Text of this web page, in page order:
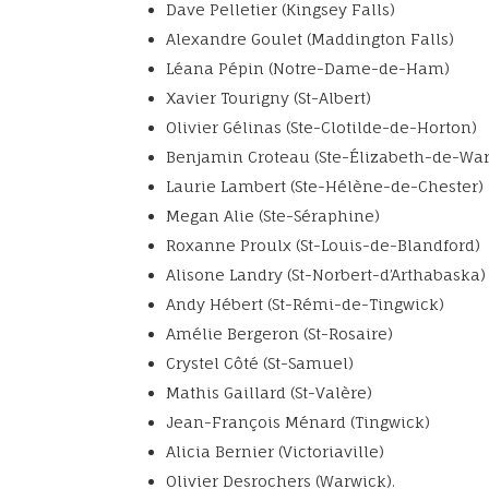
Dave Pelletier (Kingsey Falls)
Alexandre Goulet (Maddington Falls)
Léana Pépin (Notre-Dame-de-Ham)
Xavier Tourigny (St-Albert)
Olivier Gélinas (Ste-Clotilde-de-Horton)
Benjamin Croteau (Ste-Élizabeth-de-
Laurie Lambert (Ste-Hélène-de-Chester)
Megan Alie (Ste-Séraphine)
Roxanne Proulx (St-Louis-de-Blandford)
Alisone Landry (St-Norbert-d’Arthabaska)
Andy Hébert (St-Rémi-de-Tingwick)
Amélie Bergeron (St-Rosaire)
Crystel Côté (St-Samuel)
Mathis Gaillard (St-Valère)
Jean-François Ménard (Tingwick)
Alicia Bernier (Victoriaville)
Olivier Desrochers (Warwick).